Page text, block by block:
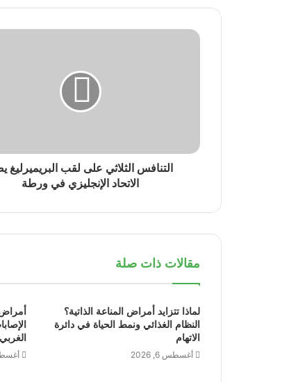
التنافس الثلاثي على لقب البريميرليغ
الاتحاد الإنجليزي في ورطة
مقالات ذات صلة
لماذا تتزايد أمراض المناعة الذاتية؟
النظام الغذائي ونمط الحياة في دائرة
الاتهام
أغسطس 6, 2026
أمراض
أغسطس